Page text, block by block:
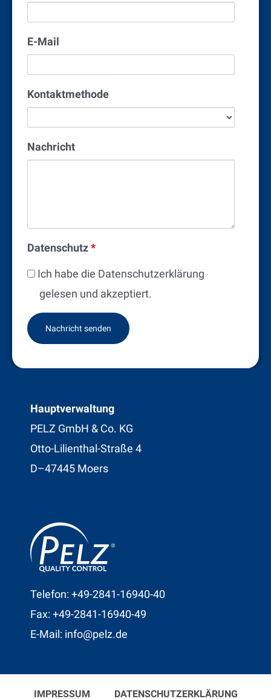
E-Mail
Kontaktmethode
Nachricht
Datenschutz*
Ich habe die Datenschutzerklärung
gelesen und akzeptiert.
Hauptverwaltung
PELZ GmbH & Co. KG
Otto-Lilienthal-Straße 4
D–47445 Moers
Telefon: +49-2841-16940-40
Fax: +49-2841-16940-49
E-Mail: info@pelz.de
IMPRESSUM DATENSCHUTZERKLÄRUNG